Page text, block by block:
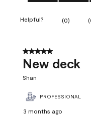
Helpful? (0) (
5 out of 5 stars.
New deck
Shan
PROFESSIONAL
3 months ago